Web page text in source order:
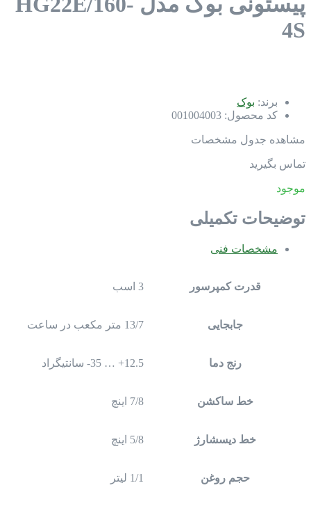
4S
برند: بوک
کد محصول: 001004003
مشاهده جدول مشخصات
تماس بگیرید
موجود
توضیحات تکمیلی
مشخصات فنی
قدرت کمپرسور 3 اسب
جابجایی 13/7 متر مکعب در ساعت
رنج دما 12.5+ … 35- سانتیگراد
خط ساکشن 7/8 اینچ
خط دیسشارژ 5/8 اینچ
حجم روغن 1/1 لیتر